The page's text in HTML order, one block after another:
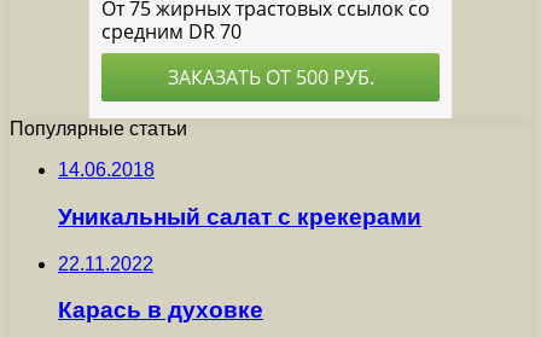
Популярные статьи
14.06.2018
Уникальный салат с крекерами
22.11.2022
Карась в духовке